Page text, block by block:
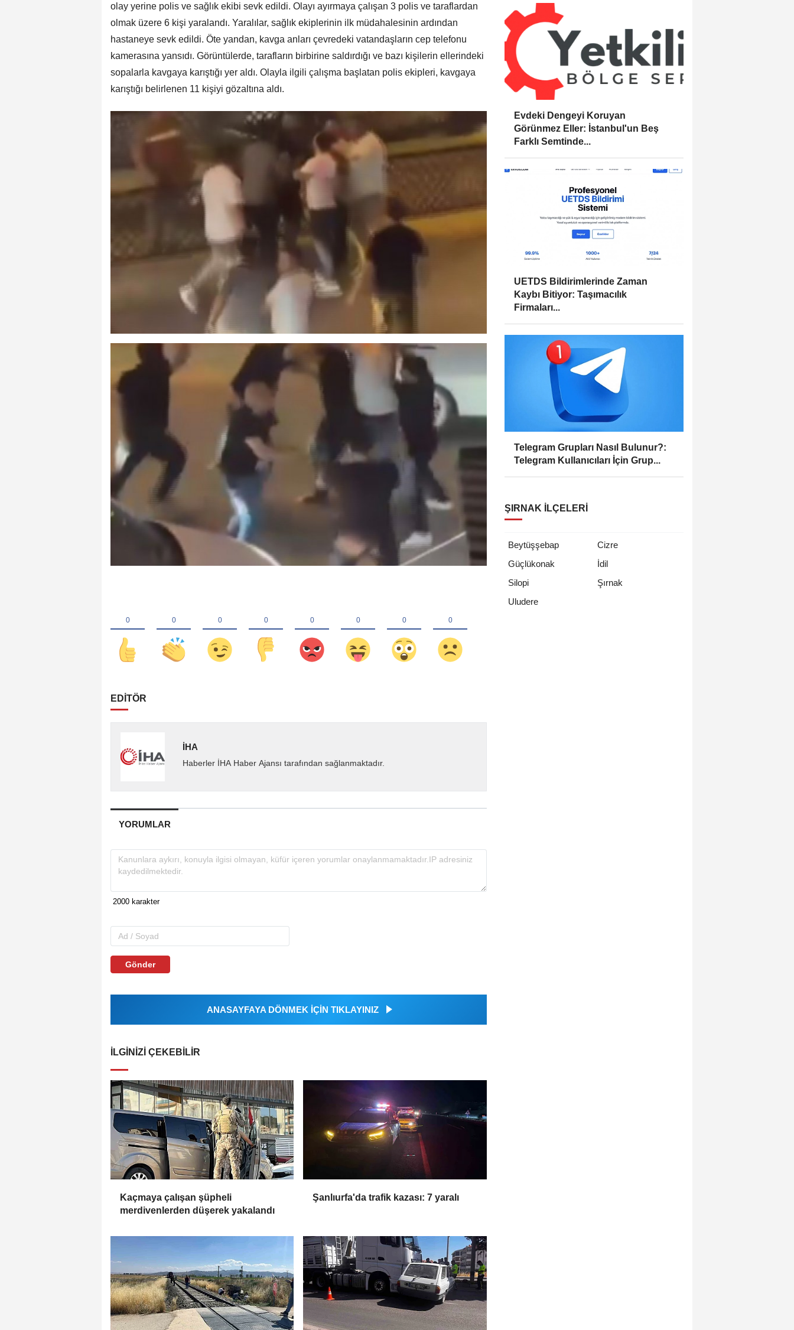
olay yerine polis ve sağlık ekibi sevk edildi. Olayı ayırmaya çalışan 3 polis ve taraflardan
olmak üzere 6 kişi yaralandı. Yaralılar, sağlık ekiplerinin ilk müdahalesinin ardından
hastaneye sevk edildi. Öte yandan, kavga anları çevredeki vatandaşların cep telefonu
kamerasına yansıdı. Görüntülerde, tarafların birbirine saldırdığı ve bazı kişilerin ellerindeki
sopalarla kavgaya karıştığı yer aldı. Olayla ilgili çalışma başlatan polis ekipleri, kavgaya
karıştığı belirlenen 11 kişiyi gözaltına aldı.
EDİTÖR
İHA
Haberler İHA Haber Ajansı tarafından sağlanmaktadır.
YORUMLAR
Gönder
ANASAYFAYA DÖNMEK İÇİN TIKLAYINIZ
İLGINIZI ÇEKEBILIR
Kaçmaya çalışan şüpheli
merdivenlerden düşerek yakalandı
Şanlıurfa'da trafik kazası: 7 yaralı
Evdeki Dengeyi Koruyan
Görünmez Eller: İstanbul'un Beş
Farklı Semtinde...
UETDS Bildirimlerinde Zaman
Kaybı Bitiyor: Taşımacılık
Firmaları...
Telegram Grupları Nasıl Bulunur?:
Telegram Kullanıcıları İçin Grup...
ŞIRNAK İLÇELERI
Beytüşşebap
Cizre
Güçlükonak
İdil
Silopi
Şırnak
Uludere